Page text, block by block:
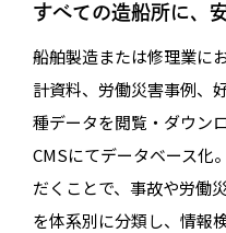
すべての造船所に、
船舶製造または修理業に
計資料、労働災害事例、
種データを閲覧・ダウン
CMSにてデータベース化
だくことで、事故や労働
を体系別に分類し、情報